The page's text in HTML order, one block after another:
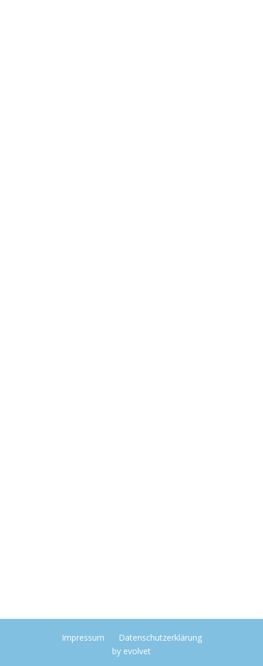
Impressum
Datenschutzerklärung
by evolvet